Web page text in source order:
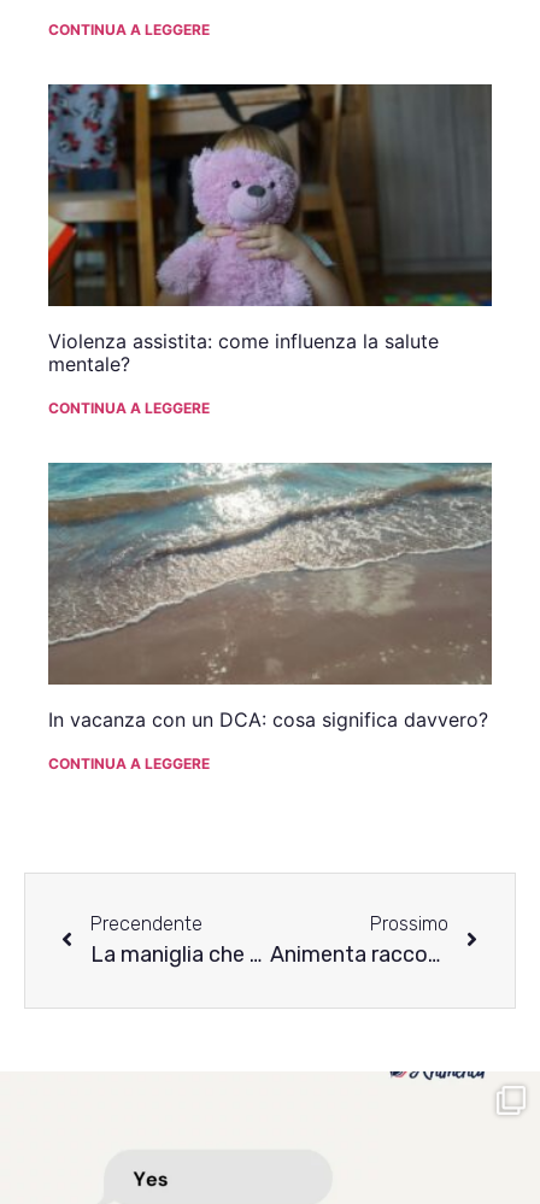
CONTINUA A LEGGERE
Violenza assistita: come influenza la salute
mentale?
CONTINUA A LEGGERE
In vacanza con un DCA: cosa significa davvero?
CONTINUA A LEGGERE
Precendente
La maniglia che cigola: il racconto di rinascita di Patrizia
Prossimo
Animenta racconta i disturbi alimentari: la storia di Agustina